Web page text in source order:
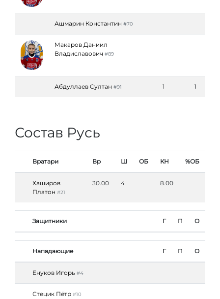
Ашмарин Константин #70
Макаров Даниил
Владиславович #89
Абдуллаев Султан #91 1 1
Состав Русь
Вратари Вр Ш ОБ КН %ОБ
Хаширов
Платон #21
30.00 4 8.00
Защитники Г П О
Нападающие Г П О
Енуков Игорь #4
Стецик Пётр #10